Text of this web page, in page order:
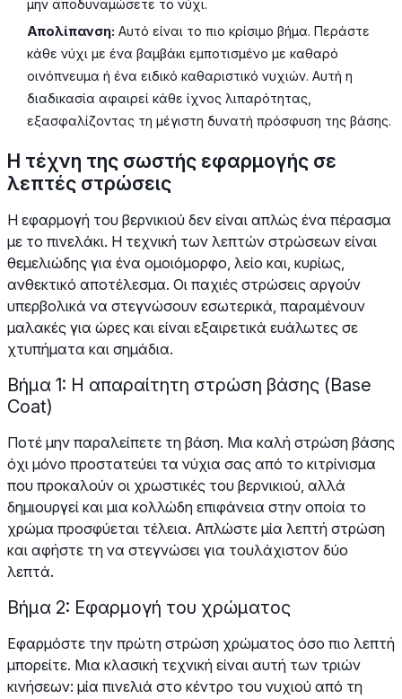
μην αποδυναμώσετε το νύχι.
Απολίπανση: Αυτό είναι το πιο κρίσιμο βήμα. Περάστε
κάθε νύχι με ένα βαμβάκι εμποτισμένο με καθαρό
οινόπνευμα ή ένα ειδικό καθαριστικό νυχιών. Αυτή η
διαδικασία αφαιρεί κάθε ίχνος λιπαρότητας,
εξασφαλίζοντας τη μέγιστη δυνατή πρόσφυση της βάσης.
Η τέχνη της σωστής εφαρμογής σε
λεπτές στρώσεις
Η εφαρμογή του βερνικιού δεν είναι απλώς ένα πέρασμα
με το πινελάκι. Η τεχνική των λεπτών στρώσεων είναι
θεμελιώδης για ένα ομοιόμορφο, λείο και, κυρίως,
ανθεκτικό αποτέλεσμα. Οι παχιές στρώσεις αργούν
υπερβολικά να στεγνώσουν εσωτερικά, παραμένουν
μαλακές για ώρες και είναι εξαιρετικά ευάλωτες σε
χτυπήματα και σημάδια.
Βήμα 1: Η απαραίτητη στρώση βάσης (Base
Coat)
Ποτέ μην παραλείπετε τη βάση. Μια καλή στρώση βάσης
όχι μόνο προστατεύει τα νύχια σας από το κιτρίνισμα
που προκαλούν οι χρωστικές του βερνικιού, αλλά
δημιουργεί και μια κολλώδη επιφάνεια στην οποία το
χρώμα προσφύεται τέλεια. Απλώστε μία λεπτή στρώση
και αφήστε τη να στεγνώσει για τουλάχιστον δύο
λεπτά.
Βήμα 2: Εφαρμογή του χρώματος
Εφαρμόστε την πρώτη στρώση χρώματος όσο πιο λεπτή
μπορείτε. Μια κλασική τεχνική είναι αυτή των τριών
κινήσεων: μία πινελιά στο κέντρο του νυχιού από τη